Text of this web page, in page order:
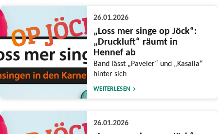
26.01.2026
„Loss mer singe op Jöck“:
„Druckluft“ räumt in
Hennef ab
Band lässt „Paveier“ und „Kasalla“
hinter sich
WEITERLESEN
26.01.2026